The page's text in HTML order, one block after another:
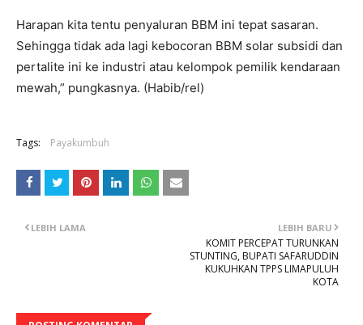
Harapan kita tentu penyaluran BBM ini tepat sasaran.
Sehingga tidak ada lagi kebocoran BBM solar subsidi dan
pertalite ini ke industri atau kelompok pemilik kendaraan
mewah,” pungkasnya. (Habib/rel)
Tags: Payakumbuh
LEBIH BARU
KOMIT PERCEPAT TURUNKAN
STUNTING, BUPATI SAFARUDDIN
KUKUHKAN TPPS LIMAPULUH
KOTA
LEBIH LAMA